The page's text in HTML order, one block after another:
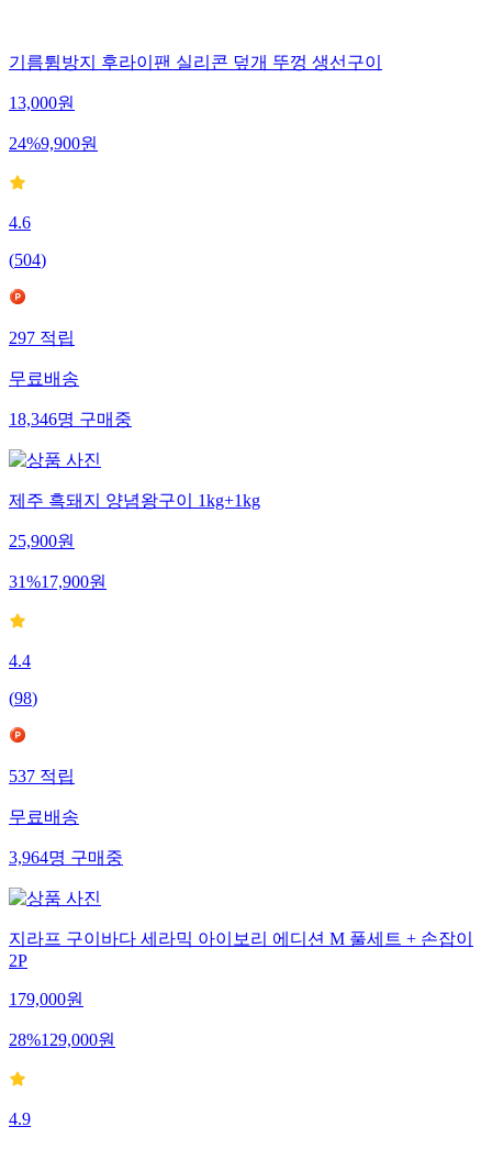
기름튐방지 후라이팬 실리콘 덮개 뚜껑 생선구이
13,000원
24%9,900원
4.6
(504)
297적립
무료배송
18,346명구매중
제주 흑돼지 양념왕구이 1kg+1kg
25,900원
31%17,900원
4.4
(98)
537적립
무료배송
3,964명구매중
지라프 구이바다 세라믹 아이보리 에디션 M 풀세트 + 손잡이
2P
179,000원
28%129,000원
4.9